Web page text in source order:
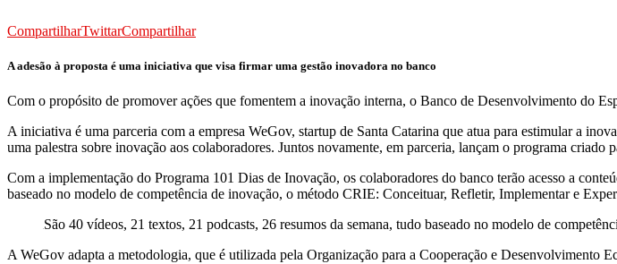
CompartilharTwittarCompartilhar
A adesão à proposta é uma iniciativa que visa firmar uma gestão inovadora no banco
Com o propósito de promover ações que fomentem a inovação interna, o Banco de Desenvolvimento do
A iniciativa é uma parceria com a empresa WeGov, startup de Santa Catarina que atua para estimular a
uma palestra sobre inovação aos colaboradores. Juntos novamente, em parceria, lançam o programa criado
Com a implementação do Programa 101 Dias de Inovação, os colaboradores do banco terão acesso a
baseado no modelo de competência de inovação, o método CRIE: Conceituar, Refletir, Implementar e
São 40 vídeos, 21 textos, 21 podcasts, 26 resumos da semana, tudo baseado no modelo de
A WeGov adapta a metodologia, que é utilizada pela Organização para a Cooperação e Desenvolvimento